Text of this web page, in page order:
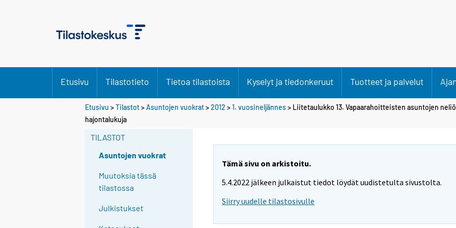
Etusivu Tilastotieto Tietoa tilastoista Kyselyt ja tiedonkeruut Tuotteet ja palvelut
Etusivu >Tilastot>Asuntojen vuokrat>2012 >1. vuosineljännes> Liitetaulukko 13. Vapaarahoitteisten asuntojen
hajontalukuja
TILASTOT
Asuntojen vuokrat
Muutoksia tässä
tilastossa
Julkistukset
Tämä sivu on arkistoitu.
5.4.2022 jälkeen julkaistut tiedot löydät uudistetulta sivustolta.
Siirry uudelle tilastosivulle